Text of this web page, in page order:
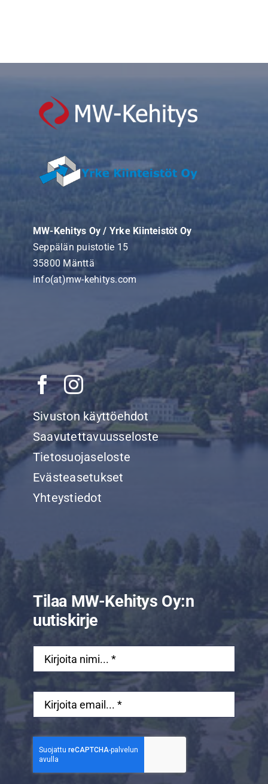
MW-Kehitys Oy / Yrke Kiinteistöt Oy
Seppälän puistotie 15
35800 Mänttä
info(at)mw-kehitys.com
Sivuston käyttöehdot
Saavutettavuusseloste
Tietosuojaseloste
Evästeasetukset
Yhteystiedot
Tilaa MW-Kehitys Oy:n
uutiskirje